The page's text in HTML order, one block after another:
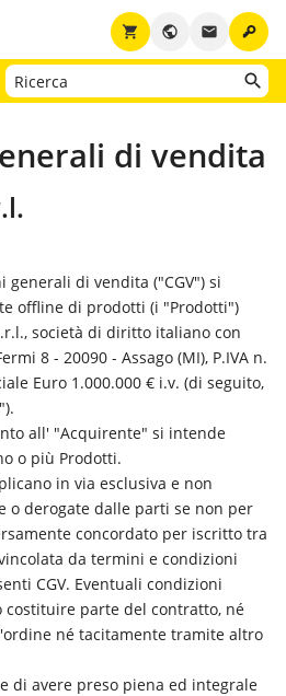
key
email
public
shopping_cart
di vendita
generali di vendita ("CGV") si
offline di prodotti (i "Prodotti")
società di diritto italiano con
8 - 20090 - Assago (MI), P.IVA n.
Euro 1.000.000 € i.v. (di seguito,
all' "Acquirente" si intende
o più Prodotti.
in via esclusiva e non
o derogate dalle parti se non per
concordato per iscritto tra
da termini e condizioni
CGV. Eventuali condizioni
parte del contratto, né
né tacitamente tramite altro
di avere preso piena ed integrale